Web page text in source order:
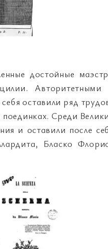
достойные
Авторитетными
оставили ряд
Среди
и оставили после
Бласко